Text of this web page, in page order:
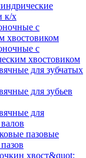
к/х
с
хвостовиком
с
хвостовиком
для зубчатых
для зубьев
для
пазовые
хвост&quot;